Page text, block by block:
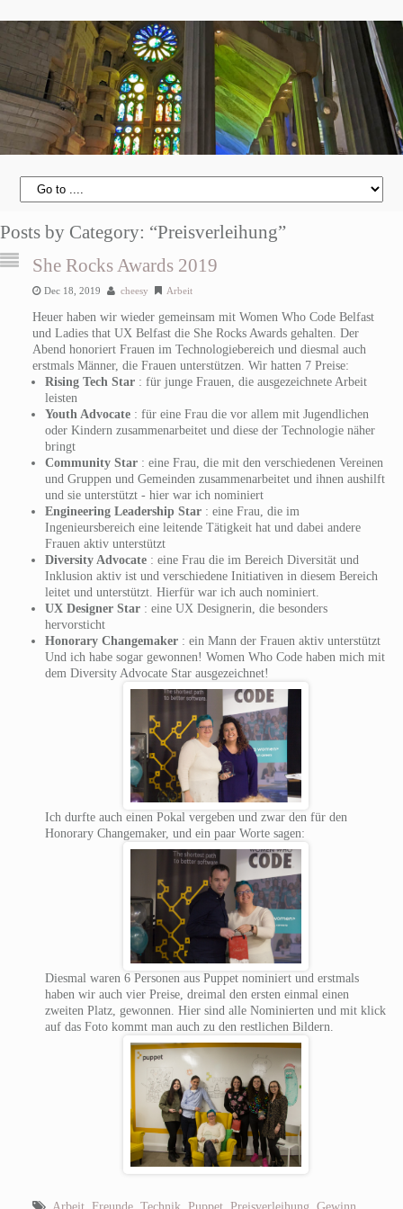
Posts by Category: “Preisverleihung”
She Rocks Awards 2019
Dec 18, 2019 cheesy Arbeit
Heuer haben wir wieder gemeinsam mit Women Who Code Belfast
und Ladies that UX Belfast die She Rocks Awards gehalten. Der
Abend honoriert Frauen im Technologiebereich und diesmal auch
erstmals Männer, die Frauen unterstützen. Wir hatten 7 Preise:
Rising Tech Star: für junge Frauen, die ausgezeichnete Arbeit
leisten
Youth Advocate: für eine Frau die vor allem mit Jugendlichen
oder Kindern zusammenarbeitet und diese der Technologie näher
bringt
Community Star: eine Frau, die mit den verschiedenen Vereinen
und Gruppen und Gemeinden zusammenarbeitet und ihnen aushilft
und sie unterstützt - hier war ich nominiert
Engineering Leadership Star: eine Frau, die im
Ingenieursbereich eine leitende Tätigkeit hat und dabei andere
Frauen aktiv unterstützt
Diversity Advocate: eine Frau die im Bereich Diversität und
Inklusion aktiv ist und verschiedene Initiativen in diesem Bereich
leitet und unterstützt. Hierfür war ich auch nominiert.
UX Designer Star: eine UX Designerin, die besonders
hervorsticht
Honorary Changemaker: ein Mann der Frauen aktiv unterstützt
Und ich habe sogar gewonnen! Women Who Code haben mich mit
dem Diversity Advocate Star ausgezeichnet!
Ich durfte auch einen Pokal vergeben und zwar den für den
Honorary Changemaker, und ein paar Worte sagen:
Diesmal waren 6 Personen aus Puppet nominiert und erstmals
haben wir auch vier Preise, dreimal den ersten einmal einen
zweiten Platz, gewonnen. Hier sind alle Nominierten und mit klick
auf das Foto kommt man auch zu den restlichen Bildern.